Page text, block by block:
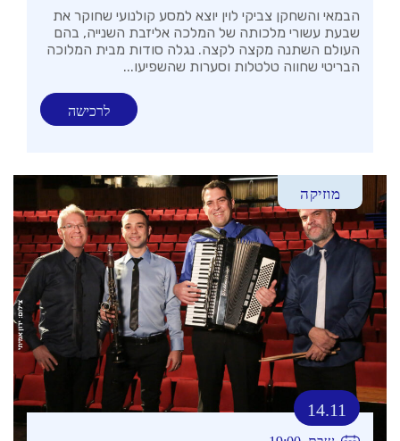
הבמאי והשחקן צביקי לוין יוצא למסע קולנועי שחוקר את
שבעת עשורי מלכותה של המלכה אליזבת השנייה, בהם
העולם השתנה מקצה לקצה. נגלה סודות מבית המלוכה
הבריטי שחווה טלטלות וסערות שהשפיעו...
לרכישה
מוזיקה
14.11